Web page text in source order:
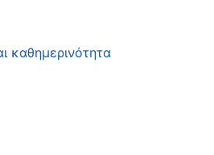
καθημερινότητα